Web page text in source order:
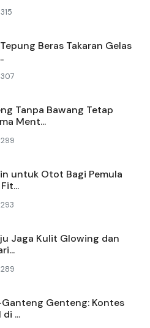
315
Beras Takaran Gelas
307
Tanpa Bawang Tetap
Ment...
299
untuk Otot Bagi Pemula
293
Jaga Kulit Glowing dan
289
Genteng: Kontes
...